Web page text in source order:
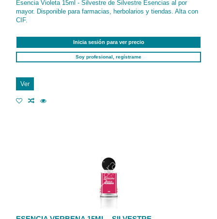
Esencia Violeta 15ml - Silvestre de Silvestre Esencias al por
mayor. Disponible para farmacias, herbolarios y tiendas. Alta con
CIF.
Inicia sesión para ver precio
Soy profesional, regístrame
Ver